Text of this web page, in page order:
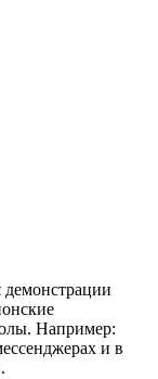
Например:
и в